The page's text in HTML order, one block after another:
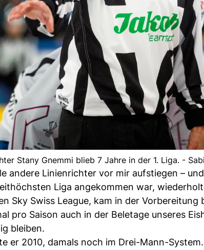
Stany Gnemmi blieb 7 Jahre in der 1. Liga. -
andere Linienrichter vor mir aufstiegen –
Liga angekommen war,
Sky Swiss League, kam in der
pro Saison auch in der Beletage unseres
bleiben.
er 2010, damals noch im Drei-Mann-